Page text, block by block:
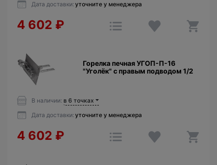
Дата доставки: уточните у менеджера
4 602 ₽
Горелка печная УГОП-П-16
"Уголёк" с правым подводом 1/2
В наличии: в 6 точках
Дата доставки: уточните у менеджера
4 602 ₽